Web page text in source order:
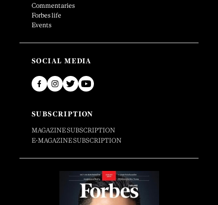
Commentaries
Forbes life
Events
SOCIAL MEDIA
SUBSCRIPTION
MAGAZINE SUBSCRIPTION
E-MAGAZINE SUBSCRIPTION